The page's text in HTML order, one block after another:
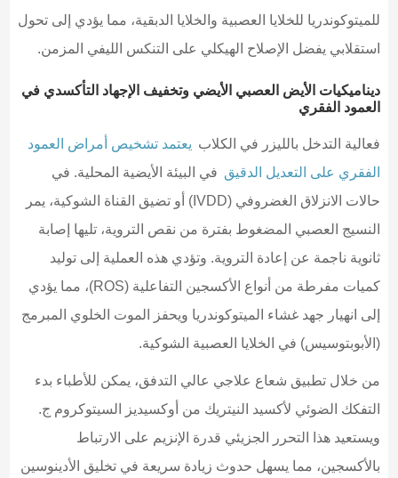
للميتوكوندريا للخلايا العصبية والخلايا الدبقية، مما يؤدي إلى تحول
استقلابي يفضل الإصلاح الهيكلي على التنكس الليفي المزمن.
ديناميكيات الأيض العصبي الأيضي وتخفيف الإجهاد التأكسدي في
العمود الفقري
فعالية التدخل بالليزر في الكلاب يعتمد تشخيص أمراض العمود
الفقري على التعديل الدقيق في البيئة الأيضية المحلية. في
حالات الانزلاق الغضروفي (IVDD) أو تضيق القناة الشوكية، يمر
النسيج العصبي المضغوط بفترة من نقص التروية، تليها إصابة
ثانوية ناجمة عن إعادة التروية. وتؤدي هذه العملية إلى توليد
كميات مفرطة من أنواع الأكسجين التفاعلية (ROS)، مما يؤدي
إلى انهيار جهد غشاء الميتوكوندريا ويحفز الموت الخلوي المبرمج
(الأبوبتوسيس) في الخلايا العصبية الشوكية.
من خلال تطبيق شعاع علاجي عالي التدفق، يمكن للأطباء بدء
التفكك الضوئي لأكسيد النيتريك من أوكسيديز السيتوكروم ج.
ويستعيد هذا التحرر الجزيئي قدرة الإنزيم على الارتباط
بالأكسجين، مما يسهل حدوث زيادة سريعة في تخليق الأدينوسين